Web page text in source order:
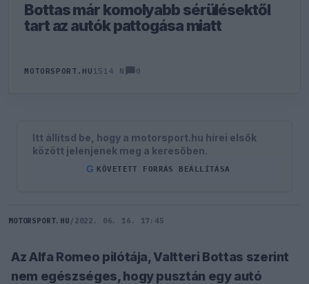
Bottas már komolyabb sérülésektől
tart az autók pattogása miatt
MOTORSPORT.HU 1514 N 0
Itt állítsd be, hogy a motorsport.hu hírei elsők
között jelenjenek meg a keresőben.
G KÖVETETT FORRÁS BEÁLLÍTÁSA
MOTORSPORT.HU / 2022. 06. 16. 17:45
Az Alfa Romeo pilótája, Valtteri Bottas szerint
nem egészséges, hogy pusztán egy autó